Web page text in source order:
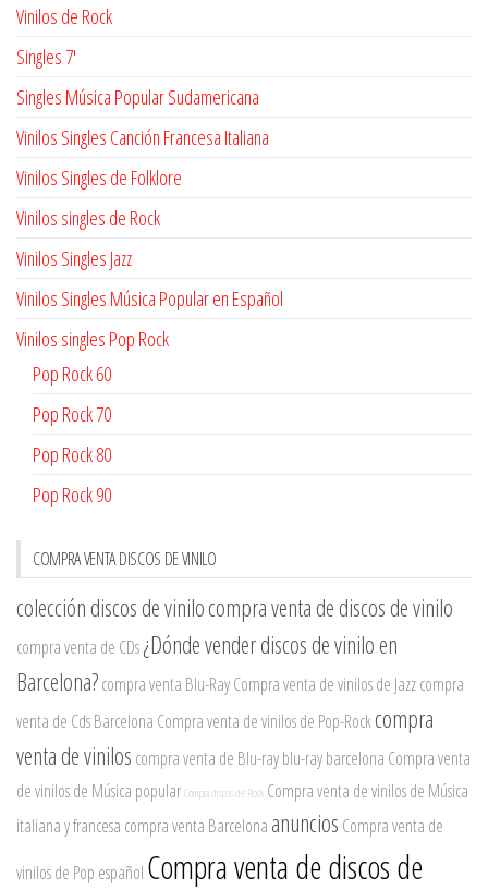
Vinilos de Rock
Singles 7'
Singles Música Popular Sudamericana
Vinilos Singles Canción Francesa Italiana
Vinilos Singles de Folklore
Vinilos singles de Rock
Vinilos Singles Jazz
Vinilos Singles Música Popular en Español
Vinilos singles Pop Rock
Pop Rock 60
Pop Rock 70
Pop Rock 80
Pop Rock 90
COMPRA VENTA DISCOS DE VINILO
colección discos de vinilocompra venta de discos de vinilo
compra venta de CDs¿Dónde vender discos de vinilo en
Barcelona?compra venta Blu-RayCompra venta de vinilos de Jazzcompra
venta de Cds Barcelona Compra venta de vinilos de Pop-Rockcompra
venta de vinilos compra venta de Blu-rayblu-ray barcelona Compra venta
de vinilos de Música popular Compra discos de Rock Compra venta de vinilos de Música
italiana y francesa compra venta Barcelona anuncios Compra venta de
vinilos de Pop español Compra venta de discos de